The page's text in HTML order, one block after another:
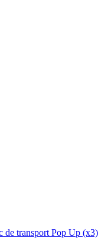
de transport Pop Up (x3)